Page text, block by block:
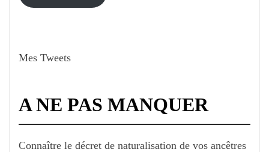
Mes Tweets
A NE PAS MANQUER
Connaître le décret de naturalisation de vos ancêtres